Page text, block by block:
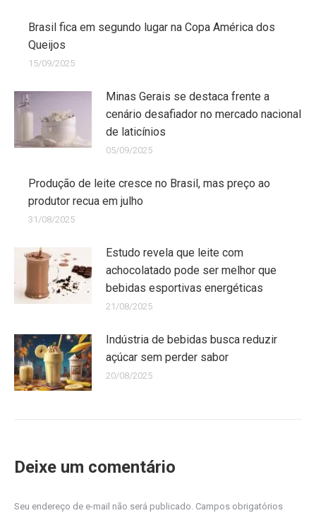
Brasil fica em segundo lugar na Copa América dos
Queijos
15/09/2025
Minas Gerais se destaca frente a
cenário desafiador no mercado nacional
de laticínios
05/09/2025
Produção de leite cresce no Brasil, mas preço ao
produtor recua em julho
31/08/2025
Estudo revela que leite com
achocolatado pode ser melhor que
bebidas esportivas energéticas
21/08/2025
Indústria de bebidas busca reduzir
açúcar sem perder sabor
20/08/2025
Deixe um comentário
Seu endereço de e-mail não será publicado. Campos obrigatórios